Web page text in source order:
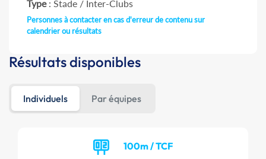
Type: Stade / Inter-Clubs
Personnes à contacter en cas d'erreur de contenu sur
calendrier ou résultats
Résultats disponibles
Individuels Par équipes
100m / TCF